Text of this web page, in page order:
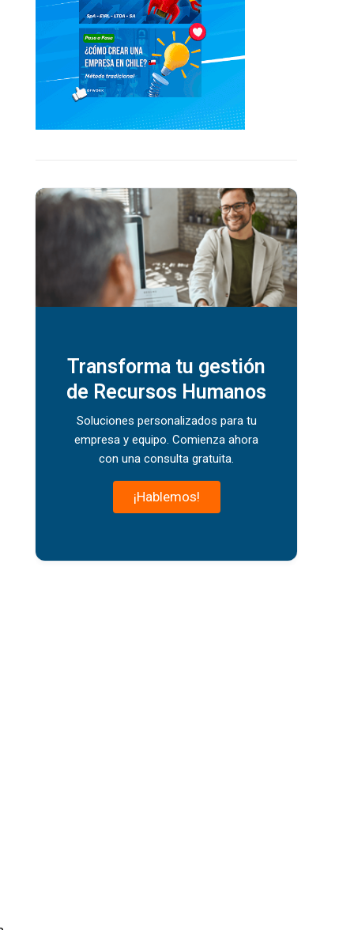
Transforma tu gestión
de Recursos Humanos
Soluciones personalizados para tu
empresa y equipo. Comienza ahora
con una consulta gratuita.
¡Hablemos!